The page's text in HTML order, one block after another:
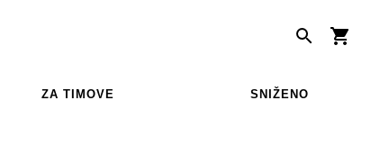
ZA TIMOVE SNIŽENO